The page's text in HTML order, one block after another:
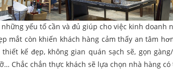
yếu tố cần và đủ giúp cho việc kinh doanh
mắt còn khiến khách hàng cảm thấy an tâm
kế đẹp, không gian quán sạch sẽ, gọn
Chắc chắn thực khách sẽ lựa chọn nhà hàng